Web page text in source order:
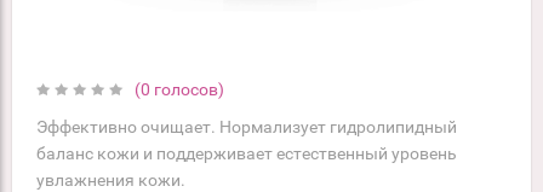
(0 голосов)
Эффективно очищает. Нормализует гидролипидный
баланс кожи и поддерживает естественный уровень
увлажнения кожи.